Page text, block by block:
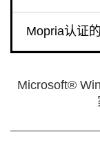
Mopria认证
Microsoft®